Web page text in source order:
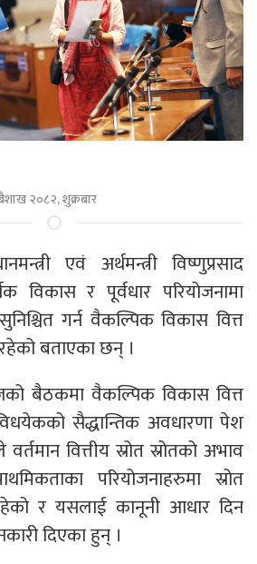
२०८२, शुक्रबार
एवं अर्थमन्त्री विष्णुप्रसाद
विकास र पूर्वधार परियोजनामा
गर्न वैकल्पिक विकास वित्त
बताएका छन् ।
बैठकमा वैकल्पिक विकास वित्त
सैद्धान्तिक अवधारणा पेश
वर्तमान वित्तीय स्रोत स्रोतको अभाव
परियोजनाहरुमा स्रोत
र यसलाई कानूनी आधार दिन
दिएका हुन् ।